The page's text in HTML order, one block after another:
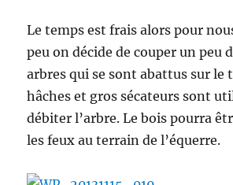
Le temps est frais alors pour
peu on décide de couper un peu
arbres qui se sont abattus sur le
hâches et gros sécateurs sont
débiter l’arbre. Le bois pourra
les feux au terrain de l’équerre.